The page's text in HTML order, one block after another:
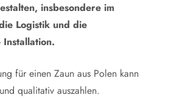
insbesondere im
Logistik und die
für einen Zaun aus Polen kann
qualitativ auszahlen.